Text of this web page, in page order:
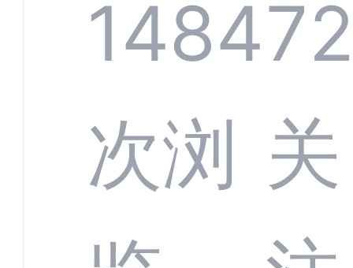
增长与
数字化
全渠道
1484
次浏 关